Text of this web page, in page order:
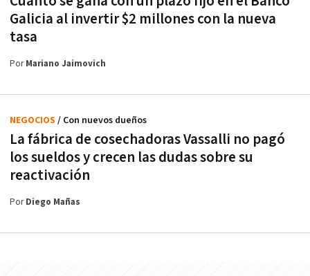
Galicia al invertir $2 millones con la nueva
tasa
PorMariano Jaimovich
La fábrica de cosechadoras Vassalli no pagó
los sueldos y crecen las dudas sobre su
reactivación
NEGOCIOS / Con nuevos dueños
PorDiego Mañas